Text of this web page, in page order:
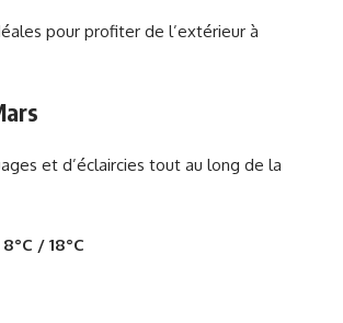
pour profiter de l’extérieur à
et d’éclaircies tout au long de la
/ 18°C